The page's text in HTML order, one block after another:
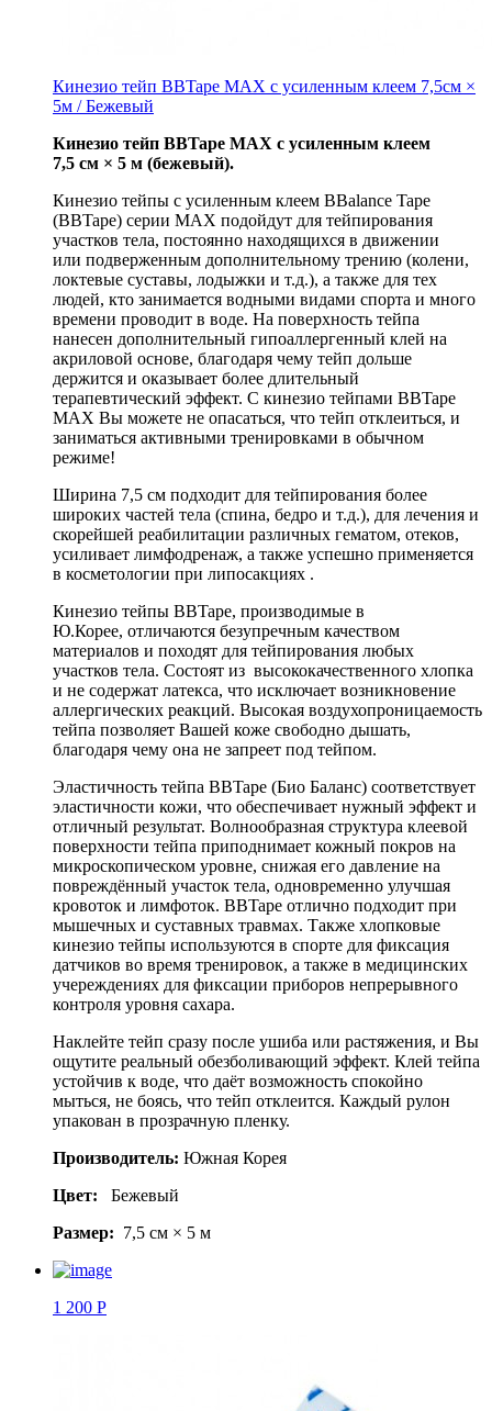
Кинезио тейп BBTape MAX с усиленным клеем 7,5см ×
5м / Бежевый
Кинезио тейп BBTape MAX с усиленным клеем
7,5 см × 5 м (бежевый).
Кинезио тейпы с усиленным клеем BBalance Tape
(BBTape) серии MAX подойдут для тейпирования
участков тела, постоянно находящихся в движении
или подверженным дополнительному трению (колени,
локтевые суставы, лодыжки и т.д.), а также для тех
людей, кто занимается водными видами спорта и много
времени проводит в воде. На поверхность тейпа
нанесен дополнительный гипоаллергенный клей на
акриловой основе, благодаря чему тейп дольше
держится и оказывает более длительный
терапевтический эффект. С кинезио тейпами BBTape
MAX Вы можете не опасаться, что тейп отклеиться, и
заниматься активными тренировками в обычном
режиме!
Ширина 7,5 см подходит для тейпирования более
широких частей тела (спина, бедро и т.д.), для лечения и
скорейшей реабилитации различных гематом, отеков,
усиливает лимфодренаж, а также успешно применяется
в косметологии при липосакциях .
Кинезио тейпы BBTape, производимые в
Ю.Корее, отличаются безупречным качеством
материалов и походят для тейпирования любых
участков тела. Состоят из высококачественного хлопка
и не содержат латекса, что исключает возникновение
аллергических реакций. Высокая воздухопроницаемость
тейпа позволяет Вашей коже свободно дышать,
благодаря чему она не запреет под тейпом.
Эластичность тейпа BBTape (Био Баланс) соответствует
эластичности кожи, что обеспечивает нужный эффект и
отличный результат. Волнообразная структура клеевой
поверхности тейпа приподнимает кожный покров на
микроскопическом уровне, снижая его давление на
повреждённый участок тела, одновременно улучшая
кровоток и лимфоток. BBTape отлично подходит при
мышечных и суставных травмах. Также хлопковые
кинезио тейпы используются в спорте для фиксация
датчиков во время тренировок, а также в медицинских
учереждениях для фиксации приборов непрерывного
контроля уровня сахара.
Наклейте тейп сразу после ушиба или растяжения, и Вы
ощутите реальный обезболивающий эффект. Клей тейпа
устойчив к воде, что даёт возможность спокойно
мыться, не боясь, что тейп отклеится. Каждый рулон
упакован в прозрачную пленку.
Производитель: Южная Корея
Цвет: Бежевый
Размер: 7,5 см × 5 м
1 200 Р